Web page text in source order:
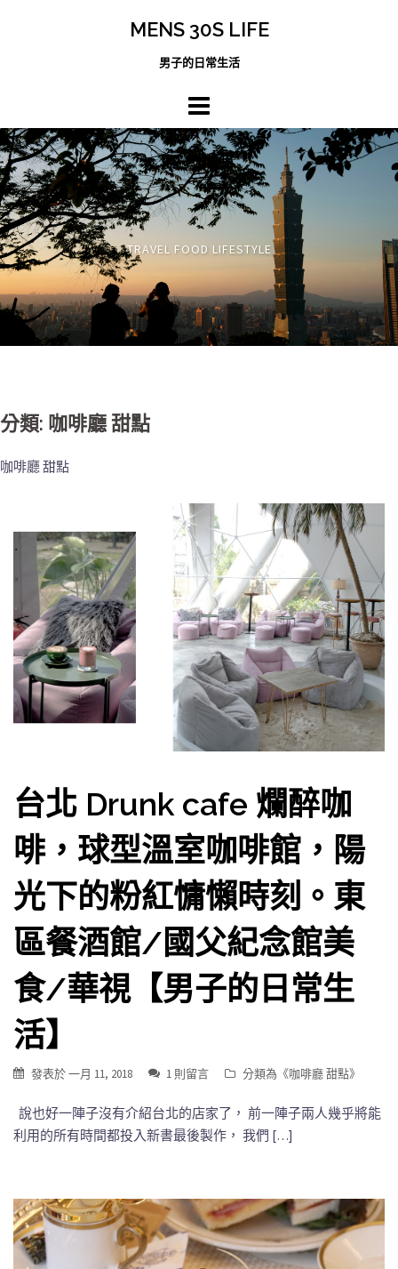
MENS 30S LIFE
男子的日常生活
TRAVEL FOOD LIFESTYLE
分類: 咖啡廳 甜點
咖啡廳 甜點
台北 Drunk cafe 爛醉咖
啡，球型溫室咖啡館，陽
光下的粉紅慵懶時刻。東
區餐酒館/國父紀念館美
食/華視【男子的日常生
活】
發表於一月 11, 2018 1 則留言 分類為《咖啡廳 甜點》
說也好一陣子沒有介紹台北的店家了， 前一陣子兩人幾乎將能
利用的所有時間都投入新書最後製作， 我們 […]